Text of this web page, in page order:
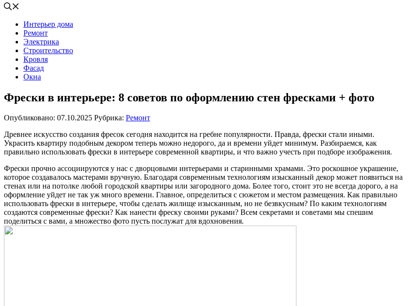
Интерьер дома
Ремонт
Электрика
Строительство
Кровля
Фасад
Окна
Фрески в интерьере: 8 советов по оформлению стен фресками + фото
Опубликовано: 07.10.2025 Рубрика: Ремонт
Древнее искусство создания фресок сегодня находится на гребне популярности. Правда, фрески стали иными.
Украсить квартиру подобным декором теперь можно недорого, да и времени уйдет минимум. Разбираемся, как
правильно использовать фрески в интерьере современной квартиры, и что важно учесть при подборе изображения.
Фрески прочно ассоциируются у нас с дворцовыми интерьерами и старинными храмами. Это роскошное украшение,
которое создавалось мастерами вручную. Благодаря современным технологиям изысканный декор может появиться на
стенах или на потолке любой городской квартиры или загородного дома. Более того, стоит это не всегда дорого, а на
оформление уйдет не так уж много времени. Главное, определиться с сюжетом и местом размещения. Как правильно
использовать фрески в интерьере, чтобы сделать жилище изысканным, но не безвкусным? По каким технологиям
создаются современные фрески? Как нанести фреску своими руками? Всем секретами и советами мы спешим
поделиться с вами, а множество фото пусть послужат для вдохновения.